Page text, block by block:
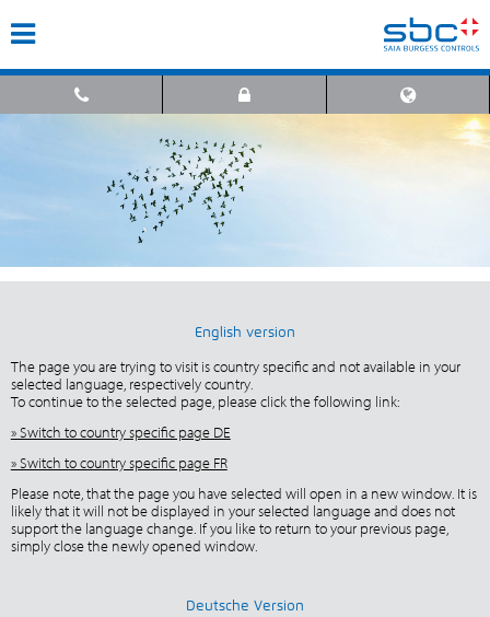
English version
The page you are trying to visit is country specific and not available in your
selected language, respectively country.
To continue to the selected page, please click the following link:
» Switch to country specific page DE
» Switch to country specific page FR
Please note, that the page you have selected will open in a new window. It is
likely that it will not be displayed in your selected language and does not
support the language change. If you like to return to your previous page,
simply close the newly opened window.
Deutsche Version